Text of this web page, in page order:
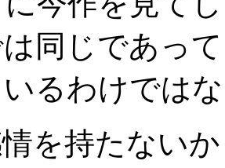
同じであっ
るわけでは
を持たない